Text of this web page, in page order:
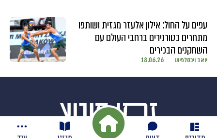
מדורים דעות מגזין עוד
עפים על החול: אילון אלעזר מגזית ושותפו
מתחרים בטורנירים ברחבי העולם עם
השחקנים הבכירים
יואב ויכסלפיש 18.06.26